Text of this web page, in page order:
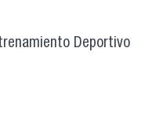
Deportivo